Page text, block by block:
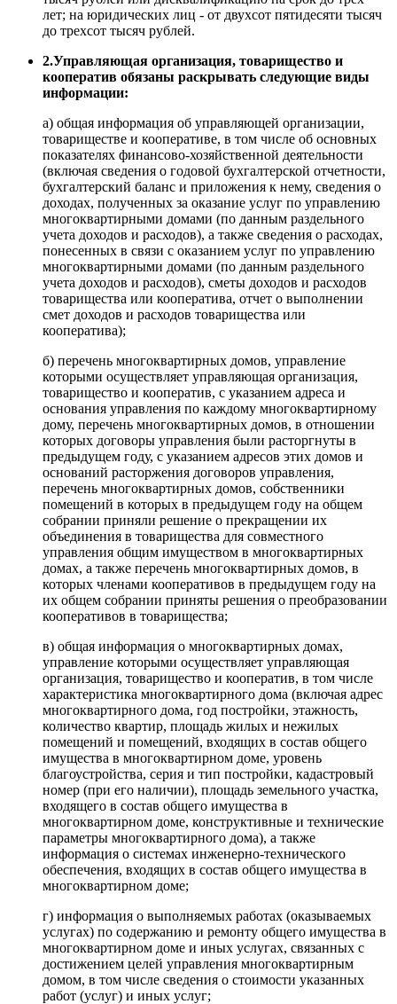
лет; на юридических лиц - от двухсот пятидесяти тысяч
до трехсот тысяч рублей.
2.Управляющая организация, товарищество и
кооператив обязаны раскрывать следующие виды
информации:
а) общая информация об управляющей организации,
товариществе и кооперативе, в том числе об основных
показателях финансово-хозяйственной деятельности
(включая сведения о годовой бухгалтерской отчетности,
бухгалтерский баланс и приложения к нему, сведения о
доходах, полученных за оказание услуг по управлению
многоквартирными домами (по данным раздельного
учета доходов и расходов), а также сведения о расходах,
понесенных в связи с оказанием услуг по управлению
многоквартирными домами (по данным раздельного
учета доходов и расходов), сметы доходов и расходов
товарищества или кооператива, отчет о выполнении
смет доходов и расходов товарищества или
кооператива);
б) перечень многоквартирных домов, управление
которыми осуществляет управляющая организация,
товарищество и кооператив, с указанием адреса и
основания управления по каждому многоквартирному
дому, перечень многоквартирных домов, в отношении
которых договоры управления были расторгнуты в
предыдущем году, с указанием адресов этих домов и
оснований расторжения договоров управления,
перечень многоквартирных домов, собственники
помещений в которых в предыдущем году на общем
собрании приняли решение о прекращении их
объединения в товарищества для совместного
управления общим имуществом в многоквартирных
домах, а также перечень многоквартирных домов, в
которых членами кооперативов в предыдущем году на
их общем собрании приняты решения о преобразовании
кооперативов в товарищества;
в) общая информация о многоквартирных домах,
управление которыми осуществляет управляющая
организация, товарищество и кооператив, в том числе
характеристика многоквартирного дома (включая адрес
многоквартирного дома, год постройки, этажность,
количество квартир, площадь жилых и нежилых
помещений и помещений, входящих в состав общего
имущества в многоквартирном доме, уровень
благоустройства, серия и тип постройки, кадастровый
номер (при его наличии), площадь земельного участка,
входящего в состав общего имущества в
многоквартирном доме, конструктивные и технические
параметры многоквартирного дома), а также
информация о системах инженерно-технического
обеспечения, входящих в состав общего имущества в
многоквартирном доме;
г) информация о выполняемых работах (оказываемых
услугах) по содержанию и ремонту общего имущества в
многоквартирном доме и иных услугах, связанных с
достижением целей управления многоквартирным
домом, в том числе сведения о стоимости указанных
работ (услуг) и иных услуг;